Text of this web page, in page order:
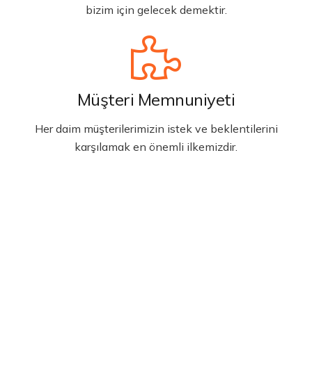
bizim için gelecek demektir.
Müşteri Memnuniyeti
Her daim müşterilerimizin istek ve beklentilerini
karşılamak en önemli ilkemizdir.